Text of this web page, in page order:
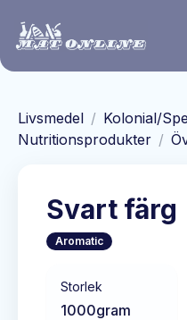
Livsmedel / Kolonial/
Nutritionsprodukter /
Svart färg
Aromatic
Storlek
1000gram